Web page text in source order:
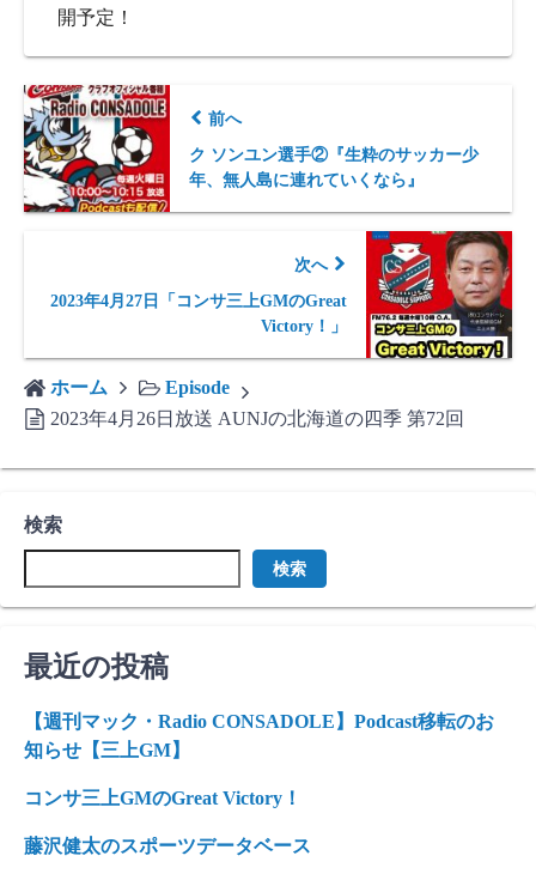
開予定！
前へ
ク ソンユン選手②『生粋のサッカー少
年、無人島に連れていくなら』
次へ
2023年4月27日「コンサ三上GMのGreat
Victory！」
ホーム
Episode
2023年4月26日放送 AUNJの北海道の四季 第72回
検索
検索
最近の投稿
【週刊マック・Radio CONSADOLE】Podcast移転のお
知らせ【三上GM】
コンサ三上GMのGreat Victory！
藤沢健太のスポーツデータベース